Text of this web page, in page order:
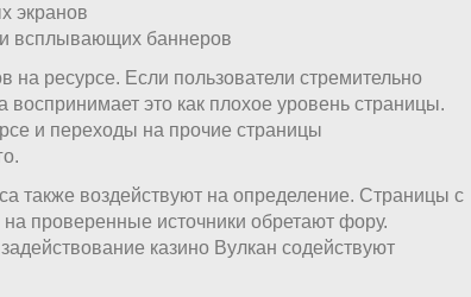
экранов
всплывающих баннеров
на ресурсе. Если пользователи стремительно
это как плохое уровень страницы.
и переходы на прочие страницы
также воздействуют на определение. Страницы с
проверенные источники обретают фору.
казино Вулкан содействуют